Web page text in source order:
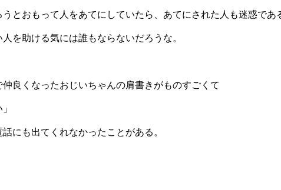
とおもって人をあてにしていたら、あてにされた人も迷惑であ
を助ける気には誰もならないだろうな。
良くなったおじいちゃんの肩書きがものすごくて
にも出てくれなかったことがある。